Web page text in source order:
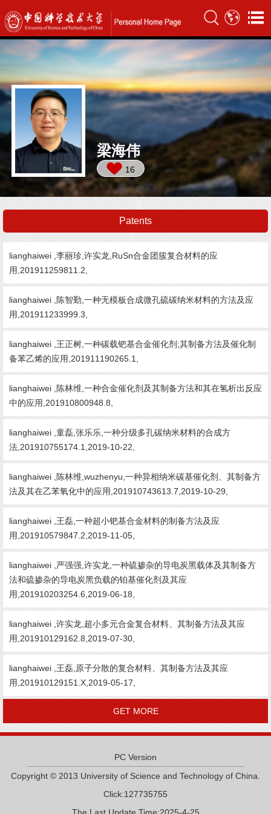
梁海伟
16
Patents
lianghaiwei ,李丽珍,许实龙,RuSn合金团簇复合材料的应
用,201911259811.2,
lianghaiwei ,陈智勤,一种无模板合成微孔硫碳纳米材料的方法及应
用,201911233999.3,
lianghaiwei ,王正树,一种碳载钯基合金催化剂;其制备方法及催化制
备苯乙烯的应用,201911190265.1,
lianghaiwei ,陈林维,一种合金催化剂及其制备方法和其在氢析出反应
中的应用,201910800948.8,
lianghaiwei ,童磊,张乐乐,一种分级多孔碳纳米材料的合成方
法,201910755174.1,2019-10-22,
lianghaiwei ,陈林维,wuzhenyu,一种异相纳米碳基催化剂、其制备方
法及其在乙苯氧化中的应用,201910743613.7,2019-10-29,
lianghaiwei ,王磊,一种超小钯基合金材料的制备方法及应
用,201910579847.2,2019-11-05,
lianghaiwei ,严强强,许实龙,一种硫掺杂的导电炭黑载体及其制备方
法和硫掺杂的导电炭黑负载的铂基催化剂及其应
用,201910203254.6,2019-06-18,
lianghaiwei ,许实龙,超小多元合金复合材料、其制备方法及其应
用,201910129162.8,2019-07-30,
lianghaiwei ,王磊,原子分散的复合材料、其制备方法及其应
用,201910129151.X,2019-05-17,
GET MORE
PC Version
Copyright © 2013 University of Science and Technology of China.
Click:127735755